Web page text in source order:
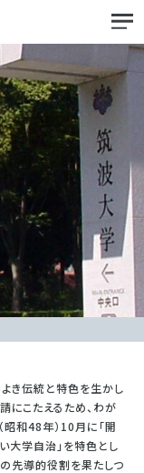
き伝統と特色を生かし
にこたえるため、わが
和48年）10月に「開
大学自治」を特色とし
先導的役割を果たしつ